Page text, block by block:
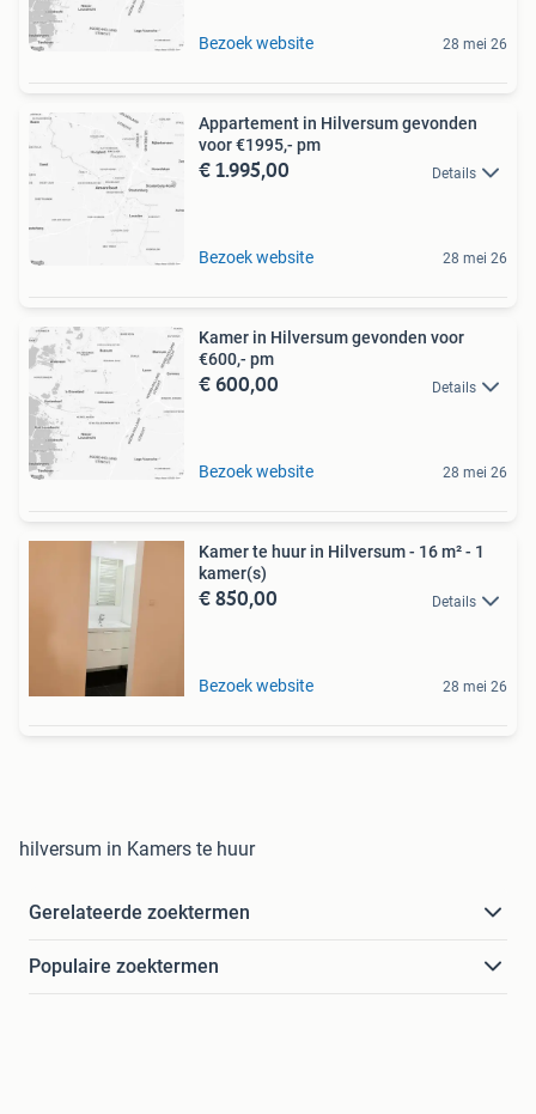
Bezoek website 28 mei 26
Appartement in Hilversum gevonden
voor €1995,- pm
€ 1.995,00 Details
Bezoek website 28 mei 26
Kamer in Hilversum gevonden voor
€600,- pm
€ 600,00 Details
Bezoek website 28 mei 26
Kamer te huur in Hilversum - 16 m² - 1
kamer(s)
€ 850,00 Details
Bezoek website 28 mei 26
hilversum in Kamers te huur
Gerelateerde zoektermen
Populaire zoektermen